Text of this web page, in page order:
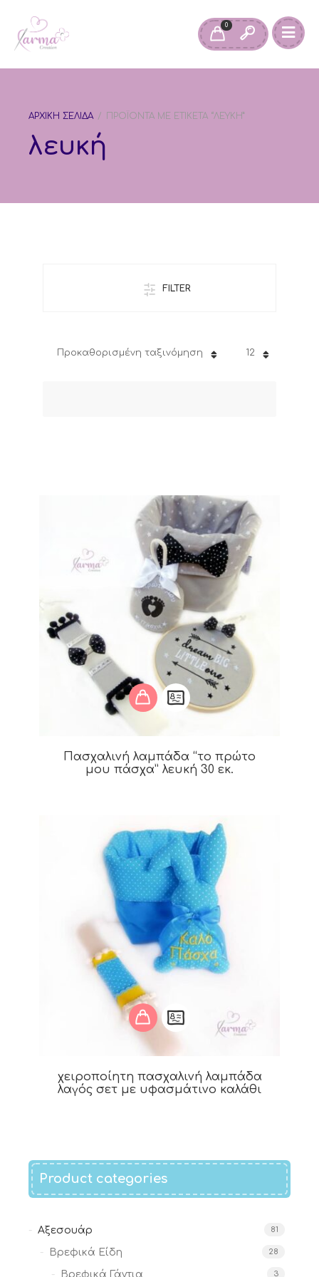
0
ΑΡΧΙΚΉ ΣΕΛΊΔΑ / ΠΡΟΪΌΝΤΑ ΜΕ ΕΤΙΚΈΤΑ “ΛΕΥΚΉ”
λευκή
FILTER
12
Προκαθορισμένη ταξινόμηση
Πασχαλινή λαμπάδα “το πρώτο
μου πάσχα” λευκή 30 εκ.
χειροποίητη πασχαλινή λαμπάδα
λαγός σετ με υφασμάτινο καλάθι
Product categories
Αξεσουάρ 81
Βρεφικά Είδη 28
Βρεφικά Γάντια 3